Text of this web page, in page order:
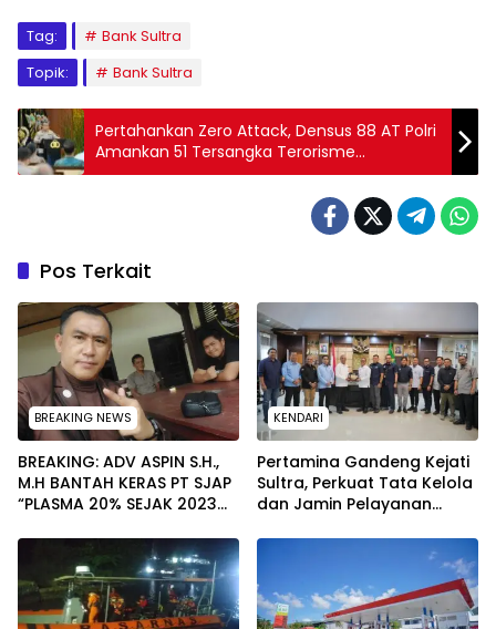
Tag:
Bank Sultra
Topik:
Bank Sultra
Pertahankan Zero Attack, Densus 88 AT Polri
Amankan 51 Tersangka Terorisme
Sepanjang Tahun 2025
Pos Terkait
BREAKING NEWS
BREAKING: ADV ASPIN S.H.,
M.H BANTAH KERAS PT SJAP
“PLASMA 20% SEJAK 2023
WARGA WAWOONE!
KENDARI
Pertamina Gandeng Kejati
Sultra, Perkuat Tata Kelola
dan Jamin Pelayanan